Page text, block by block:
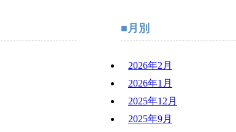
月別
2026年2月
2026年1月
2025年12月
2025年9月